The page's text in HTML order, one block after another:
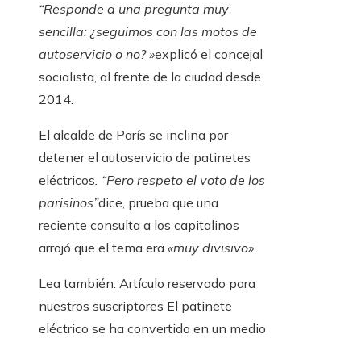
“Responde a una pregunta muy
sencilla: ¿seguimos con las motos de
autoservicio o no? »explicó el concejal
socialista, al frente de la ciudad desde
2014.
El alcalde de París se inclina por
detener el autoservicio de patinetes
eléctricos. “Pero respeto el voto de los
parisinos”dice, prueba que una
reciente consulta a los capitalinos
arrojó que el tema era «muy divisivo».
Lea también: Artículo reservado para
nuestros suscriptores El patinete
eléctrico se ha convertido en un medio